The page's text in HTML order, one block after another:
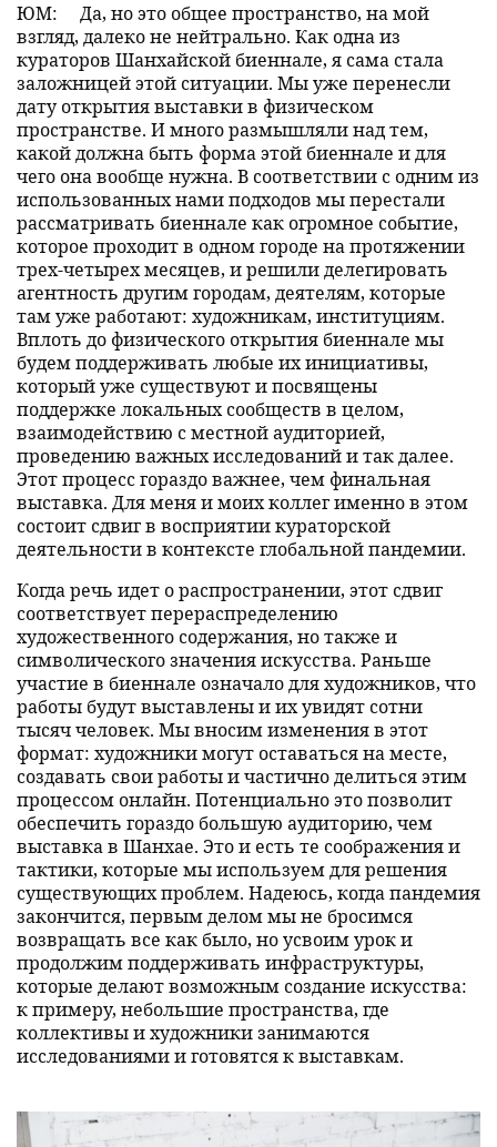
ЮМ:
Да, но это общее пространство, на мой
взгляд, далеко не нейтрально. Как одна из
кураторов Шанхайской биеннале, я сама стала
заложницей этой ситуации. Мы уже перенесли
дату открытия выставки в физическом
пространстве. И много размышляли над тем,
какой должна быть форма этой биеннале и для
чего она вообще нужна. В соответствии с одним из
использованных нами подходов мы перестали
рассматривать биеннале как огромное событие,
которое проходит в одном городе на протяжении
трех-четырех месяцев, и решили делегировать
агентность другим городам, деятелям, которые
там уже работают: художникам, институциям.
Вплоть до физического открытия биеннале мы
будем поддерживать любые их инициативы,
который уже существуют и посвящены
поддержке локальных сообществ в целом,
взаимодействию с местной аудиторией,
проведению важных исследований и так далее.
Этот процесс гораздо важнее, чем финальная
выставка. Для меня и моих коллег именно в этом
состоит сдвиг в восприятии кураторской
деятельности в контексте глобальной пандемии.
Когда речь идет о распространении, этот сдвиг
соответствует перераспределению
художественного содержания, но также и
символического значения искусства. Раньше
участие в биеннале означало для художников, что
работы будут выставлены и их увидят сотни
тысяч человек. Мы вносим изменения в этот
формат: художники могут оставаться на месте,
создавать свои работы и частично делиться этим
процессом онлайн. Потенциально это позволит
обеспечить гораздо большую аудиторию, чем
выставка в Шанхае. Это и есть те соображения и
тактики, которые мы используем для решения
существующих проблем. Надеюсь, когда пандемия
закончится, первым делом мы не бросимся
возвращать все как было, но усвоим урок и
продолжим поддерживать инфраструктуры,
которые делают возможным создание искусства:
к примеру, небольшие пространства, где
коллективы и художники занимаются
исследованиями и готовятся к выставкам.